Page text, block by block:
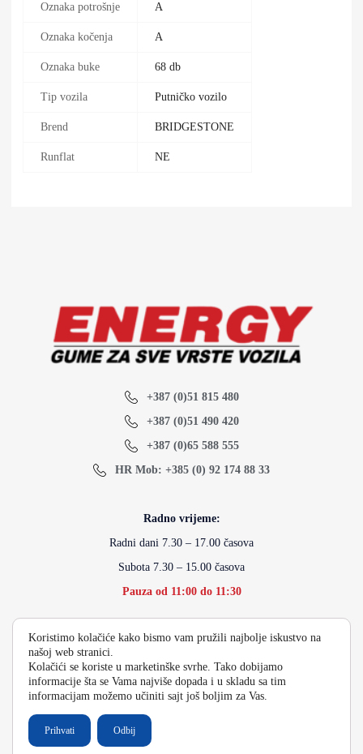
Oznaka potrošnje A
Oznaka kočenja A
Oznaka buke 68 db
Tip vozila Putničko vozilo
Brend BRIDGESTONE
Runflat NE
+387 (0)51 815 480
+387 (0)51 490 420
+387 (0)65 588 555
HR Mob: +385 (0) 92 174 88 33
Radno vrijeme:
Radni dani 7.30 – 17.00 časova
Subota 7.30 – 15.00 časova
Pauza od 11:00 do 11:30
info@energydoo.com
2026 Copyright Energy Auto Gume
Koristimo kolačiće kako bismo vam pružili najbolje iskustvo na
našoj web stranici.
Kolačići se koriste u marketinške svrhe. Tako dobijamo
informacije šta se Vama najviše dopada i u skladu sa tim
informacijam možemo učiniti sajt još boljim za Vas.
Prihvati Odbij